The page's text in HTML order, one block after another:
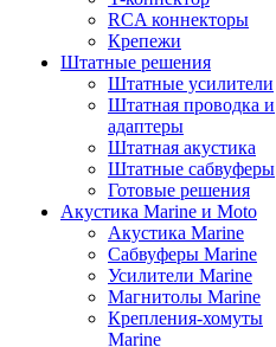
RCA коннекторы
Крепежи
Штатные решения
Штатные усилители
Штатная проводка и
адаптеры
Штатная акустика
Штатные сабвуферы
Готовые решения
Акустика Marine и Moto
Акустика Marine
Сабвуферы Marine
Усилители Marine
Магнитолы Marine
Крепления-хомуты
Marine